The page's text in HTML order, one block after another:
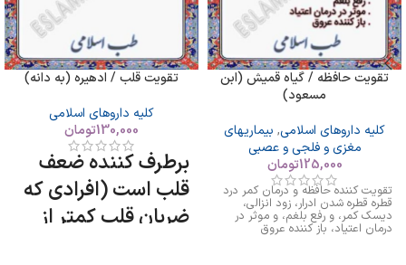
تقویت حافظه / گیاه قمیش (ابن
مسعود)
کلیه داروهای اسلامی, بیماریهای
مغزی و فلجی و عصبی
125,000تومان
تقویت کننده حافظه و درمان کمر درد
قطره قطره شدن ادرار، زود انزالی،
دیسک کمر، و رفع بلغم، و موثر در
درمان اعتیاد، باز کننده عروق
تقویت قلب / ادهیره (به دانه)
کلیه داروهای اسلامی
130,000تومان
برطرف کننده ضعف
قلب است (افرادی که
ضربان قلب کمتر از